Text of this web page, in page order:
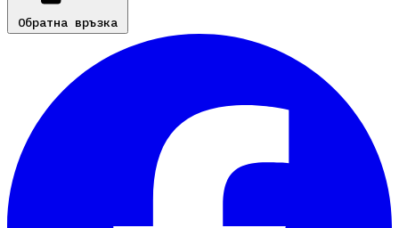
Обратна връзка
Обратна връзка